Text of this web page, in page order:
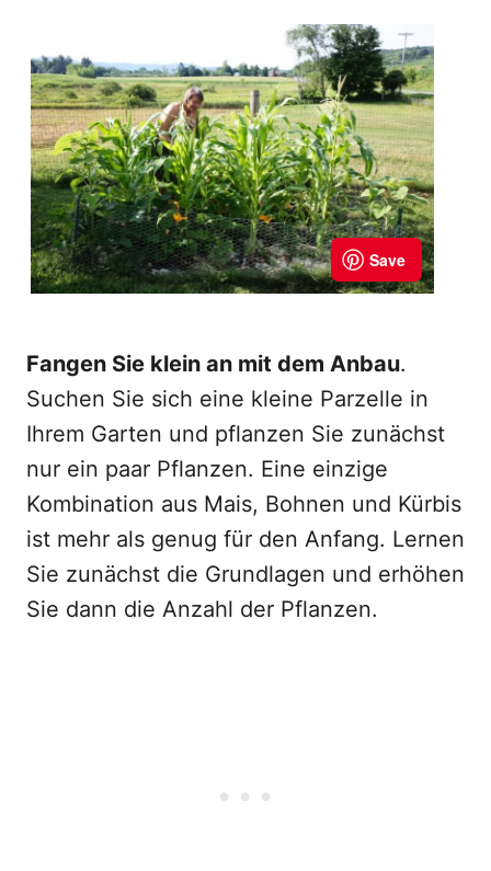
Fangen Sie klein an mit dem Anbau.
Suchen Sie sich eine kleine Parzelle in
Ihrem Garten und pflanzen Sie zunächst
nur ein paar Pflanzen. Eine einzige
Kombination aus Mais, Bohnen und Kürbis
ist mehr als genug für den Anfang. Lernen
Sie zunächst die Grundlagen und erhöhen
Sie dann die Anzahl der Pflanzen.